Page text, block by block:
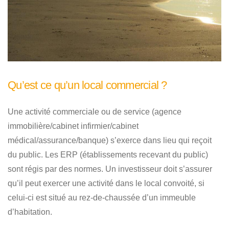
Qu’est ce qu’un local commercial ?
Une activité commerciale ou de service (agence
immobilière/cabinet infirmier/cabinet
médical/assurance/banque) s’exerce dans lieu qui reçoit
du public. Les ERP (établissements recevant du public)
sont régis par des normes. Un investisseur doit s’assurer
qu’il peut exercer une activité dans le local convoité, si
celui-ci est situé au rez-de-chaussée d’un immeuble
d’habitation.